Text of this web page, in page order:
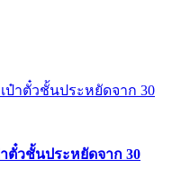
ตั๋วชั้นประหยัดจาก 30